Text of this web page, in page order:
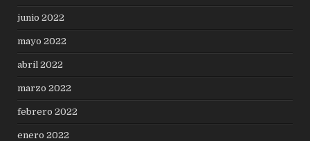
junio 2022
mayo 2022
abril 2022
marzo 2022
febrero 2022
enero 2022